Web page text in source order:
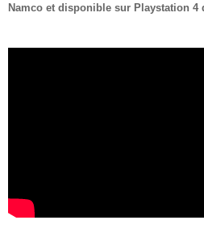
Namco et disponible sur Playstation 4